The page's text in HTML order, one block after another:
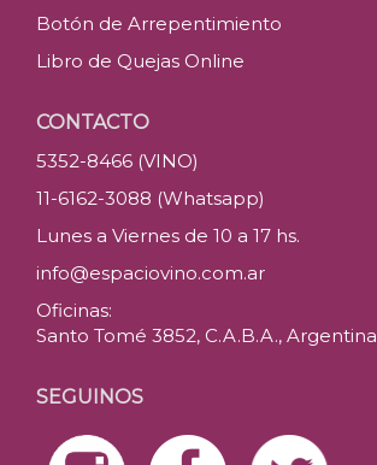
Botón de Arrepentimiento
Libro de Quejas Online
CONTACTO
5352-8466 (VINO)
11-6162-3088 (Whatsapp)
Lunes a Viernes de 10 a 17 hs.
info@espaciovino.com.ar
Oficinas:
Santo Tomé 3852, C.A.B.A., Argentina
SEGUINOS